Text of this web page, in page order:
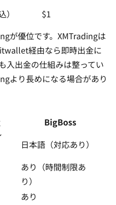
$1
が優位です。XMTradingは
経由なら即時出金に
入出金の仕組みは整ってい
より長めになる場合があり
BigBoss
日本語（対応あり）
あり（時間制限あ
り）
あり